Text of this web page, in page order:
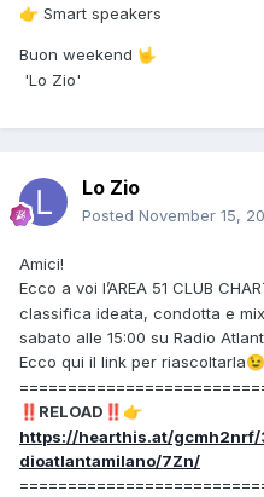
👉 Smart speakers
Buon weekend 🤟
'Lo Zio'
Lo Zio
Posted November 15,
Amici!
Ecco a voi l’AREA 51 CLUB
classifica ideata, condotta e
sabato alle 15:00 su Radio
Ecco qui il link per riascoltarla😉
‼️ RELOAD ‼️ 👉
https://hearthis.at/gcmh2nrf/
dioatlantamilano/7Zn/